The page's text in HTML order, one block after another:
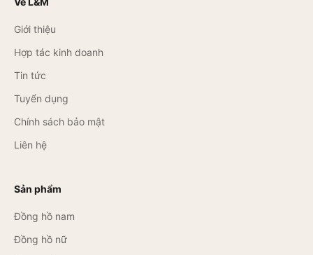
Giới thiệu
Hợp tác kinh doanh
Tin tức
Tuyển dụng
Chính sách bảo mật
Liên hệ
Sản phẩm
Đồng hồ nam
Đồng hồ nữ